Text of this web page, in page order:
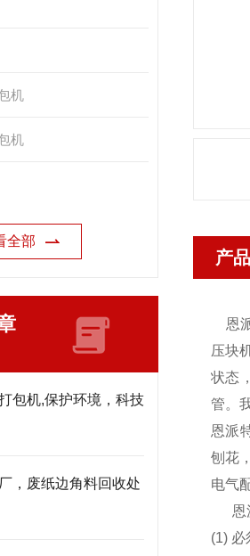
机
机
全部
包机,保护环境，科技
，废纸边角料回收处
产
恩
压块
状态
管。
恩派
刨花
电气
恩
(1)